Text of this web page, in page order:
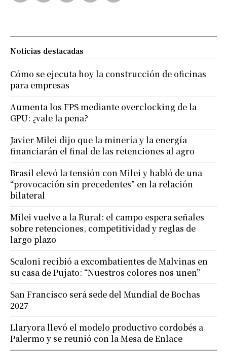
Noticias destacadas
Cómo se ejecuta hoy la construcción de oficinas
para empresas
Aumenta los FPS mediante overclocking de la
GPU: ¿vale la pena?
Javier Milei dijo que la minería y la energía
financiarán el final de las retenciones al agro
Brasil elevó la tensión con Milei y habló de una
“provocación sin precedentes” en la relación
bilateral
Milei vuelve a la Rural: el campo espera señales
sobre retenciones, competitividad y reglas de
largo plazo
Scaloni recibió a excombatientes de Malvinas en
su casa de Pujato: “Nuestros colores nos unen”
San Francisco será sede del Mundial de Bochas
2027
Llaryora llevó el modelo productivo cordobés a
Palermo y se reunió con la Mesa de Enlace